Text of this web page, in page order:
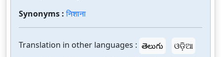
Synonyms :निशाना
Translation in other languages : తెలుగు
ଓଡ଼ିଆ